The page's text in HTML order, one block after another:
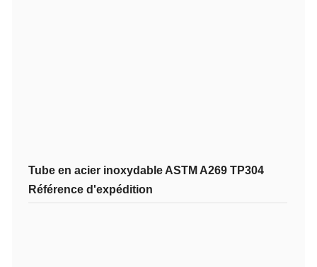
Tube en acier inoxydable ASTM A269 TP304
Référence d'expédition